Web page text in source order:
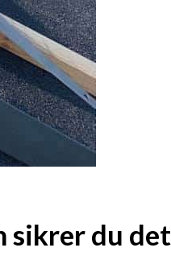
sikrer du det